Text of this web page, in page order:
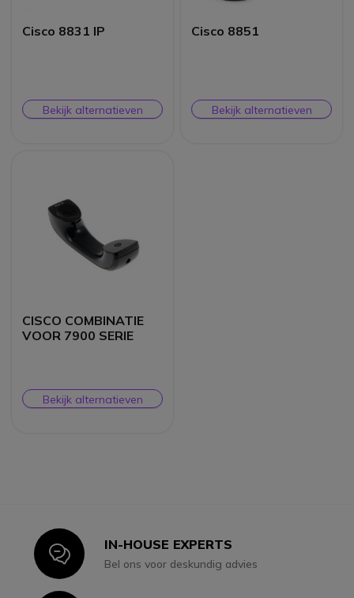
Cisco 8831 IP
Bekijk alternatieven
Cisco 8851
Bekijk alternatieven
CISCO COMBINATIE
VOOR 7900 SERIE
Bekijk alternatieven
IconIN-HOUSE EXPERTS
Bel ons voor deskundig advies